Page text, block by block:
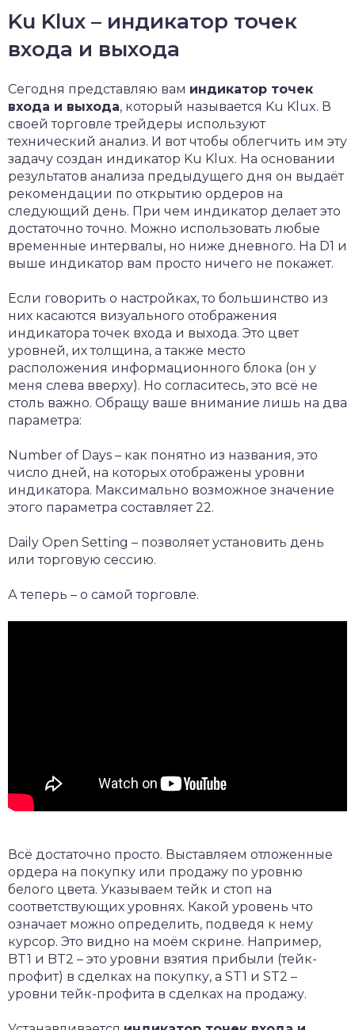
Ku Klux – индикатор точек
входа и выхода
Сегодня представляю вам индикатор точек
входа и выхода, который называется Ku Klux. В
своей торговле трейдеры используют
технический анализ. И вот чтобы облегчить им эту
задачу создан индикатор Ku Klux. На основании
результатов анализа предыдущего дня он выдаёт
рекомендации по открытию ордеров на
следующий день. При чем индикатор делает это
достаточно точно. Можно использовать любые
временные интервалы, но ниже дневного. На D1 и
выше индикатор вам просто ничего не покажет.
Если говорить о настройках, то большинство из
них касаются визуального отображения
индикатора точек входа и выхода. Это цвет
уровней, их толщина, а также место
расположения информационного блока (он у
меня слева вверху). Но согласитесь, это всё не
столь важно. Обращу ваше внимание лишь на два
параметра:
Number of Days – как понятно из названия, это
число дней, на которых отображены уровни
индикатора. Максимально возможное значение
этого параметра составляет 22.
Daily Open Setting – позволяет установить день
или торговую сессию.
А теперь – о самой торговле.
Всё достаточно просто. Выставляем отложенные
ордера на покупку или продажу по уровню
белого цвета. Указываем тейк и стоп на
соответствующих уровнях. Какой уровень что
означает можно определить, подведя к нему
курсор. Это видно на моём скрине. Например,
BT1 и BT2 – это уровни взятия прибыли (тейк-
профит) в сделках на покупку, а ST1 и ST2 –
уровни тейк-профита в сделках на продажу.